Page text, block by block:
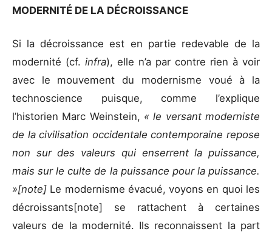
MODERNITÉ DE LA DÉCROISSANCE
Si la décroissance est en partie redevable de la
modernité (cf. infra), elle n’a par contre rien à voir
avec le mouvement du modernisme voué à la
technoscience puisque, comme l’explique
l’historien Marc Weinstein, « le versant moderniste
de la civilisation occidentale contemporaine repose
non sur des valeurs qui enserrent la puissance,
mais sur le culte de la puissance pour la puissance.
»[note] Le modernisme évacué, voyons en quoi les
décroissants[note] se rattachent à certaines
valeurs de la modernité. Ils reconnaissent la part